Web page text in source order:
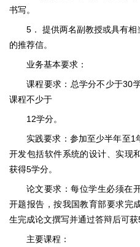
书写。
5． 提供两名副教授或具有
的推荐信。
业务基本要求：
课程要求：总学分不少于30
课程不少于
12学分。
实践要求：参加至少半年至1
开发包括软件系统的设计、实现
获得5学分。
论文要求：每位学生必须在
开题报告，按我国教育部要求完
生完成论文撰写并通过答辩后可获
主要课程：